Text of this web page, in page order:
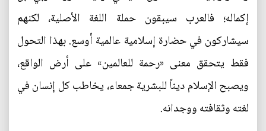
إكماله؛ فالعرب سيبقون حملة اللغة الأصلية، لكنهم
سيشاركون في حضارة إسلامية عالمية أوسع. بهذا التحول
فقط يتحقق معنى «رحمة للعالمين» على أرض الواقع،
ويصبح الإسلام ديناً للبشرية جمعاء، يخاطب كل إنسان في
لغته وثقافته ووجدانه.